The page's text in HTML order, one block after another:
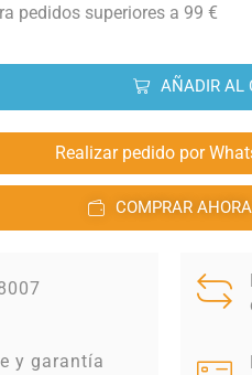
pedidos superiores a 99 €
AÑADIR AL
Realizar pedido por
COMPRAR AHORA
y garantía